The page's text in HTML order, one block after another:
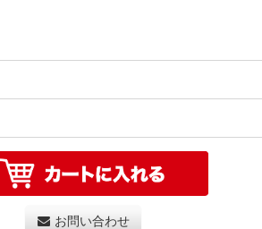
お問い合わせ